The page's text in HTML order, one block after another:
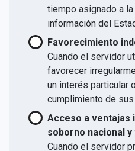
tiempo asignado a
información del
Favorecimiento
Cuando el servidor
favorecer
un interés particular
cumplimiento de
Acceso a ventajas
soborno nacional
Cuando el servidor